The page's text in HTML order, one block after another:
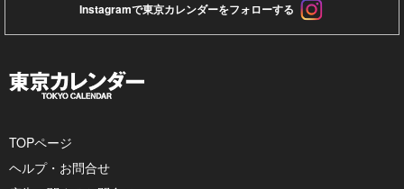
Instagramで東京カレンダーをフォローする
TOPページ
ヘルプ・お問合せ